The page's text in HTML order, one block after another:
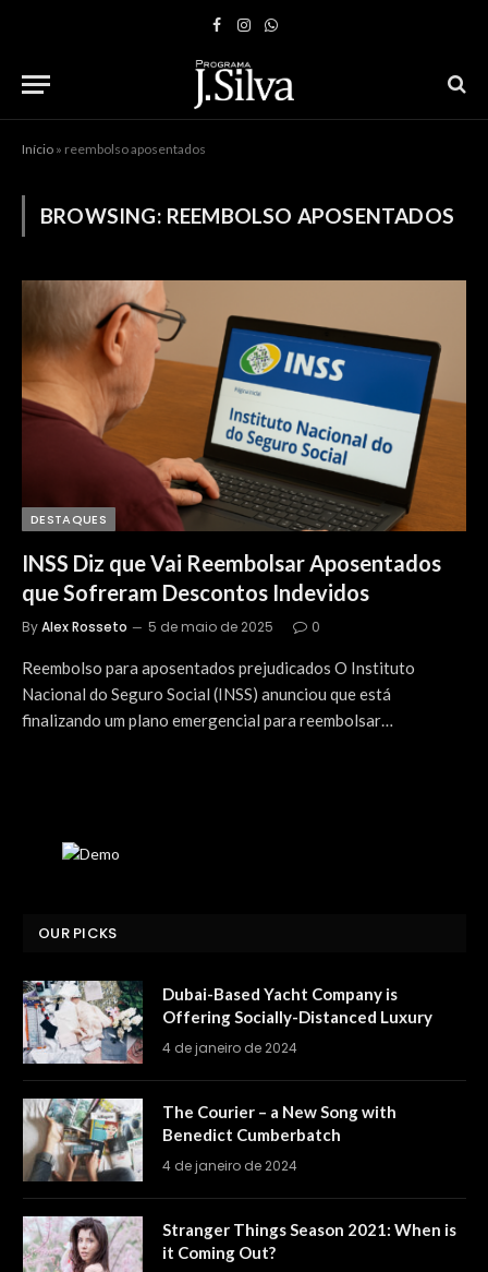
Facebook
Instagram
WhatsApp
Início » reembolso aposentados
BROWSING: REEMBOLSO APOSENTADOS
DESTAQUES
INSS Diz que Vai Reembolsar Aposentados
que Sofreram Descontos Indevidos
ByAlex Rosseto 5 de maio de 2025 0
Reembolso para aposentados prejudicados O Instituto
Nacional do Seguro Social (INSS) anunciou que está
finalizando um plano emergencial para reembolsar…
OUR PICKS
Dubai-Based Yacht Company is
Offering Socially-Distanced Luxury
4 de janeiro de 2024
The Courier – a New Song with
Benedict Cumberbatch
4 de janeiro de 2024
Stranger Things Season 2021: When is
it Coming Out?